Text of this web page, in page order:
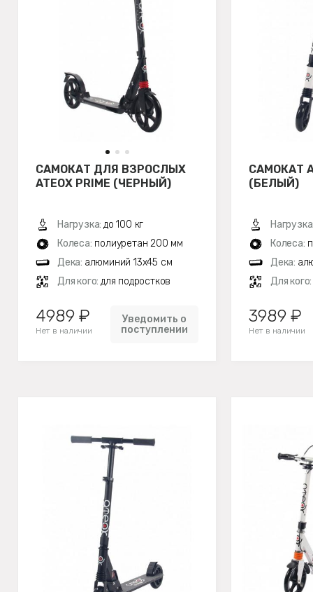
САМОКАТ ДЛЯ ВЗРОСЛЫХ
ATEOX PRIME (ЧЕРНЫЙ)
Нагрузка: до 100 кг
Колеса: полиуретан 200 мм
Дека: алюминий 13х45 см
Для кого: для подростков
4989 ₽
Нет в наличии
Уведомить о
поступлении
САМОКАТ
(БЕЛЫЙ)
Колеса:
Дека:
Для кого:
3989 ₽
Нет в наличии